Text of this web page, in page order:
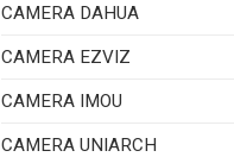
CAMERA DAHUA
CAMERA EZVIZ
CAMERA IMOU
CAMERA UNIARCH